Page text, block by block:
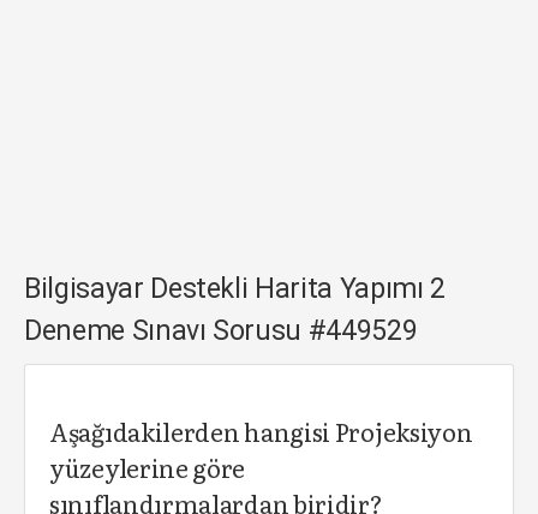
Bilgisayar Destekli Harita Yapımı 2
Deneme Sınavı Sorusu #449529
Aşağıdakilerden hangisi Projeksiyon
yüzeylerine göre
sınıflandırmalardan biridir?